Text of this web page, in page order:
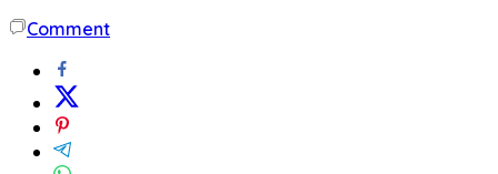
Comment